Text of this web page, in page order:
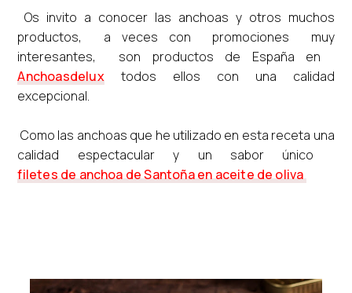
Os invito a conocer las anchoas y otros muchos
productos, a veces con promociones muy
interesantes, son productos de España en
Anchoasdelux
todos ellos con una calidad
excepcional.
Como las anchoas que he utilizado en esta receta una
calidad espectacular y un sabor único
filetes de anchoa de Santoña en aceite de oliva